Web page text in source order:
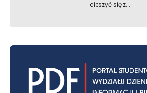
cieszyć się z...